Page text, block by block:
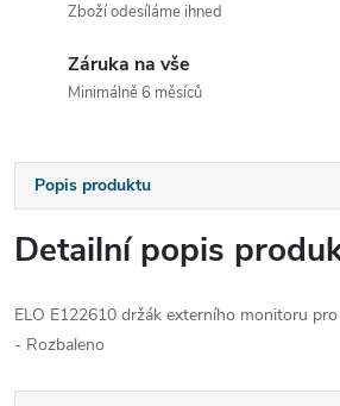
Zboží odesíláme ihned
Záruka na vše
Minimálně 6 měsíců
Popis produktu
Detailní popis
ELO E122610 držák externího monitoru
- Rozbaleno